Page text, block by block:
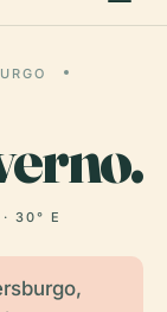
30° E